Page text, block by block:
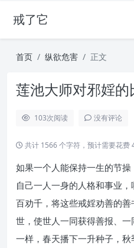
戒了它
首页 纵欲危害 正文
莲池大师对邪婬
103次阅读 没有评论
共计 1566 个字符，预计需要花费
如果一个人能保持一生的节
自己一人一身的人格和事业
百劝千，将这些戒婬劝善的
世，使世人一同获得善报、
一样，春天播下一升种子，